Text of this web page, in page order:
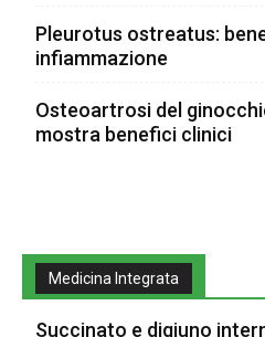
Pleurotus ostreatus:
infiammazione
Osteoartrosi del
mostra benefici clinici
Medicina Integrata
Succinato e digiuno